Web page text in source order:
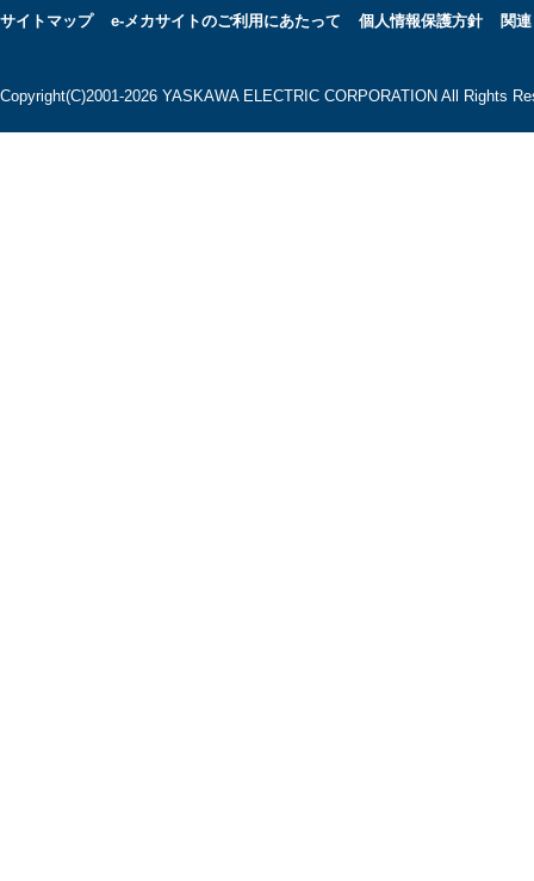
サイトマップ e-メカサイトのご利用にあたって 個人情報保護方針 関
Copyright(C)2001‐2026 YASKAWA ELECTRIC CORPORATION All Rights